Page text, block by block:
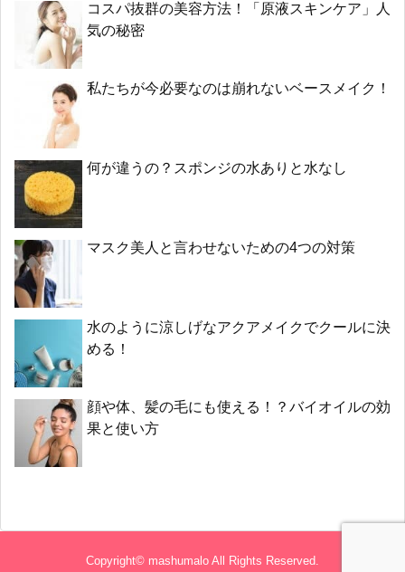
コスパ抜群の美容方法！「原液スキンケア」人
気の秘密
私たちが今必要なのは崩れないベースメイク！
何が違うの？スポンジの水ありと水なし
マスク美人と言わせないための4つの対策
水のように涼しげなアクアメイクでクールに決
める！
顔や体、髪の毛にも使える！？バイオイルの効
果と使い方
Copyright© mashumalo All Rights Reserved.